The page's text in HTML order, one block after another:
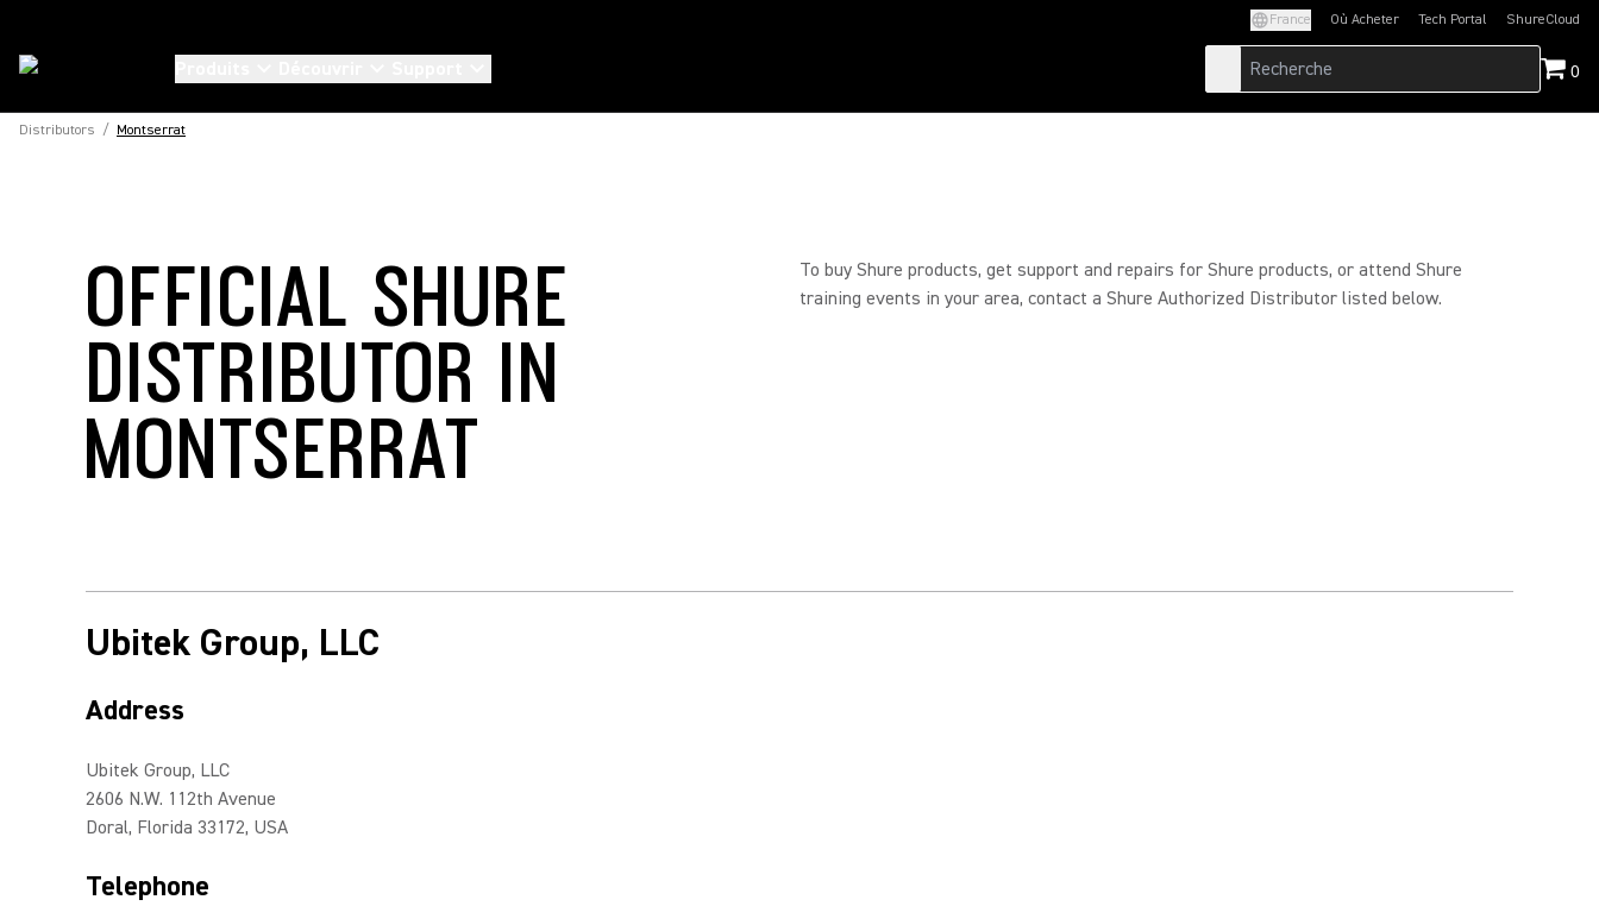
France Où Acheter Tech Portal
(Opens in a new tab)ShureCloud
(Opens in a new
0
Distributors / Montserrat
OFFICIAL SHURE
DISTRIBUTOR IN
MONTSERRAT
To buy Shure products, get support and repairs for Shure products, or attend Shure
training events in your area, contact a Shure Authorized Distributor listed below.
Ubitek Group, LLC
Address
Ubitek Group, LLC
2606 N.W. 112th Avenue
Doral, Florida 33172, USA
Telephone